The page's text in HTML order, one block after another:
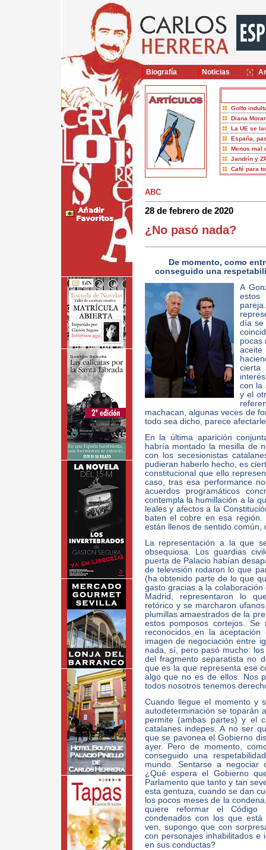
Golfo
Diana
La UE se
España,
Menos mal
Jandrín y
Café para
ABC
28 de febrero de 2020
¿No pasó nada?
De momento, como
conseguido una
A
estos
día se
pocas
cierta
con la
y el
machacan, algunas veces de
todo sea dicho, parece
En la última aparición
habría montado la mesilla de
con los secesionistas
pudieran haberlo hecho, es
constitucional que ello
caso, tras esa performance
acuerdos programáticos
contempla la humillación a la
leales y afectos a la
baten el cobre en esa
están llenos de sentido común,
La representación a la que
obsequiosa. Los guardias
puerta de Palacio habían
de televisión rodaron lo que
(ha obtenido parte de lo que
gasto gracias a la
Madrid, representaron lo
retórico y se marcharon
plumillas amaestrados de la
estos pomposos cortejos. Se
reconocidos en la
imagen de negociación entre
nada, sí, pero pasó mucho:
del fragmento separatista no
que es la que representa ese
algo que no es de ellos. Nos
todos nosotros tenemos
Cuando llegue el momento y
autodeterminación se toparán
permite (ambas partes) y el
catalanes indepes. A no ser
que se pavonea el Gobierno
ayer. Pero de momento,
conseguido una
mundo. Sentarse a negociar
¿Qué espera el Gobierno
Parlamento que tanto y tan
esta gentuza, cuando se dan
los pocos meses de la
quiere reformar el Código
condenados con los que
ven, supongo que con
con personajes inhabilitados e
en sus conductas?
Biografía Noticias